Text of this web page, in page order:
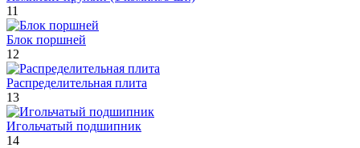
11
Блок поршней
12
Распределительная плита
13
Игольчатый подшипник
14